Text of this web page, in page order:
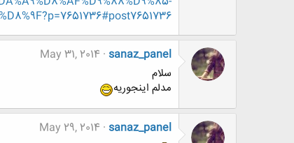
sanaz_panel
May 31, 2014
سلام
مدلم اینجوریه
sanaz_panel
May 29, 2014